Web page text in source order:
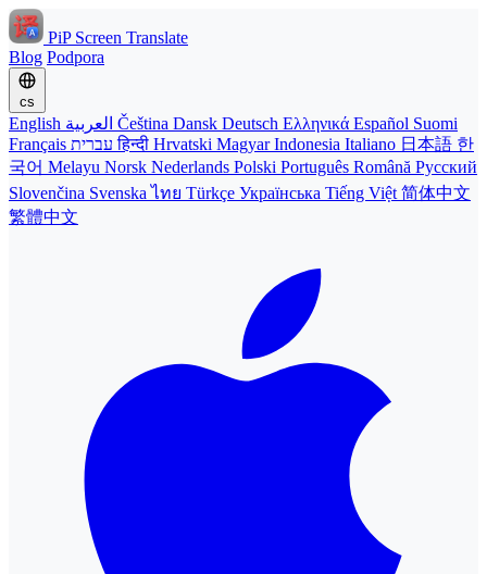
PiP Screen Translate
Blog Podpora
cs
English Čeština Dansk Deutsch Ελληνικά Español Suomi
Français
עבריתहिन्दी Hrvatski MagyarIndonesia Italiano 日本語 한
국어 Melayu Norsk Nederlands Polski Português Română Русский
Slovenčina Svenskaไทย Türkçe Українська Tiếng Việt 简体中文
繁體中文